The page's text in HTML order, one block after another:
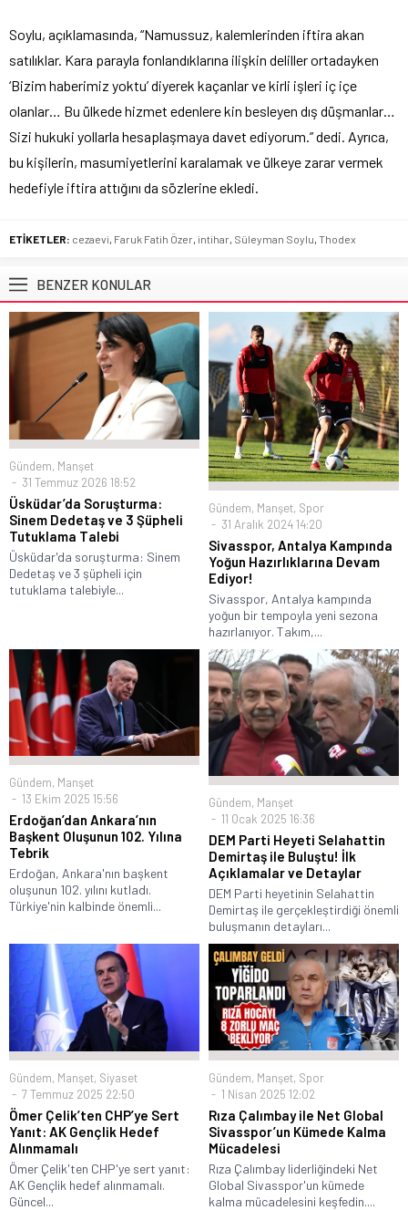
Soylu, açıklamasında, “Namussuz, kalemlerinden iftira akan
satılıklar. Kara parayla fonlandıklarına ilişkin deliller ortadayken
‘Bizim haberimiz yoktu’ diyerek kaçanlar ve kirli işleri iç içe
olanlar… Bu ülkede hizmet edenlere kin besleyen dış düşmanlar…
Sizi hukuki yollarla hesaplaşmaya davet ediyorum.” dedi. Ayrıca,
bu kişilerin, masumiyetlerini karalamak ve ülkeye zarar vermek
hedefiyle iftira attığını da sözlerine ekledi.
ETİKETLER: cezaevi, Faruk Fatih Özer, intihar, Süleyman Soylu, Thodex
BENZER KONULAR
Gündem, Manşet
31 Temmuz 2026 18:52
Üsküdar’da Soruşturma:
Sinem Dedetaş ve 3 Şüpheli
Tutuklama Talebi
Üsküdar'da soruşturma: Sinem
Dedetaş ve 3 şüpheli için
tutuklama talebiyle...
Gündem, Manşet, Spor
31 Aralık 2024 14:20
Sivasspor, Antalya Kampında
Yoğun Hazırlıklarına Devam
Ediyor!
Sivasspor, Antalya kampında
yoğun bir tempoyla yeni sezona
hazırlanıyor. Takım,...
Gündem, Manşet
13 Ekim 2025 15:56
Erdoğan’dan Ankara’nın
Başkent Oluşunun 102. Yılına
Tebrik
Erdoğan, Ankara'nın başkent
oluşunun 102. yılını kutladı.
Türkiye'nin kalbinde önemli...
Gündem, Manşet
11 Ocak 2025 16:36
DEM Parti Heyeti Selahattin
Demirtaş ile Buluştu! İlk
Açıklamalar ve Detaylar
DEM Parti heyetinin Selahattin
Demirtaş ile gerçekleştirdiği önemli
buluşmanın detayları...
Gündem, Manşet, Siyaset
7 Temmuz 2025 22:50
Ömer Çelik’ten CHP’ye Sert
Yanıt: AK Gençlik Hedef
Alınmamalı
Ömer Çelik'ten CHP'ye sert yanıt:
AK Gençlik hedef alınmamalı.
Güncel...
Gündem, Manşet, Spor
1 Nisan 2025 12:02
Rıza Çalımbay ile Net Global
Sivasspor’un Kümede Kalma
Mücadelesi
Rıza Çalımbay liderliğindeki Net
Global Sivasspor'un kümede
kalma mücadelesini keşfedin....